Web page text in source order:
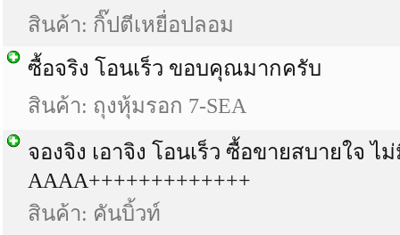
สินค้า: กิ๊ปตีเหยื่อปลอม
ซื้อจริง โอนเร็ว ขอบคุณมากครับ
สินค้า: ถุงหุ้มรอก 7-SEA
จองจิง เอาจิง โอนเร็ว ซื้อขายสบายใจ ไ
AAAA+++++++++++++
สินค้า: คันบิ้วท์